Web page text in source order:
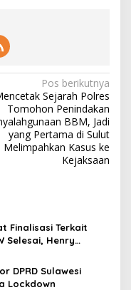
Pos berikutnya
Sejarah Polres
Tomohon Penindakan
BBM, Jadi
yang Pertama di Sulut
Melimpahkan Kasus ke
Kejaksaan
Finalisasi Terkait
Selesai, Henry
DPRD Sulawesi
Lockdown